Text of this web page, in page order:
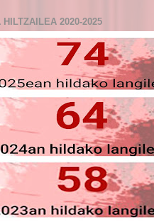
HILTZAILEA 2020-2025